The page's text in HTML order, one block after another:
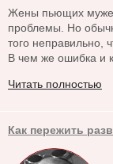
Жены пьющих мужей
проблемы. Но
того неправильно,
В чем же ошибка и
Читать полностью
Как пережить